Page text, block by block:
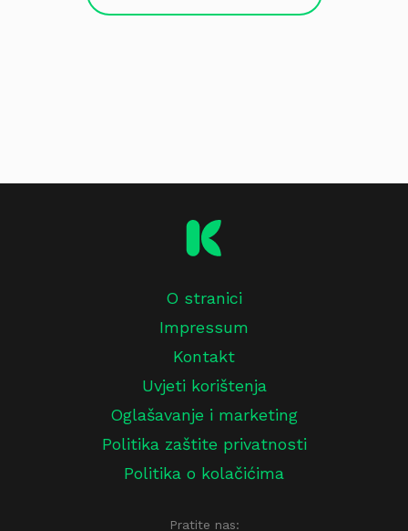
O stranici
Impressum
Kontakt
Uvjeti korištenja
Oglašavanje i marketing
Politika zaštite privatnosti
Politika o kolačićima
Pratite nas: